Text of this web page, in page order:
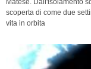
scoperta di come due
vita in orbita